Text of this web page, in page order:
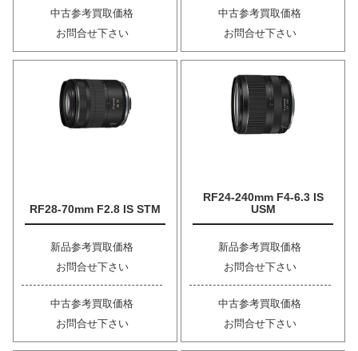
中古参考買取価格
お問合せ下さい
中古参考買取価格
お問合せ下さい
RF28-70mm F2.8 IS STM
新品参考買取価格
お問合せ下さい
中古参考買取価格
お問合せ下さい
RF24-240mm F4-6.3 IS
USM
新品参考買取価格
お問合せ下さい
中古参考買取価格
お問合せ下さい